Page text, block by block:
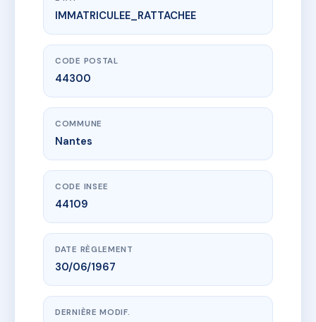
www.vme.plus/AC6590525
LA COLINIERE
13 bd du manoir saint-lo
IMMATRICULEE_RATTACHEE
CODE POSTAL
44300
COMMUNE
Nantes
CODE INSEE
44109
DATE RÈGLEMENT
30/06/1967
DERNIÈRE MODIF.